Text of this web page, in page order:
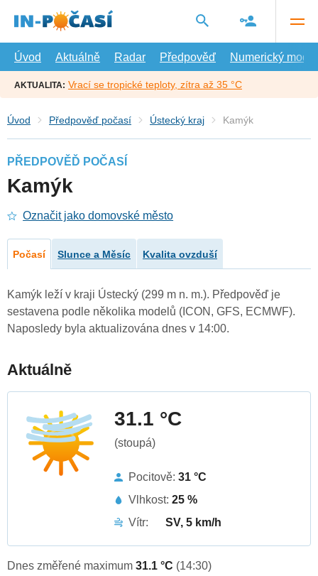
hlavní
Úvod
Aktuálně Radar Předpověď Numerický model
AKTUALITA: Vrací se tropické teploty, zítra až 35 °C
Úvod Předpověď počasí Ústecký kraj Kamýk
PŘEDPOVĚĎ POČASÍ
Kamýk
Označit jako domovské město
Počasí Slunce a Měsíc Kvalita ovzduší
Kamýk leží v kraji Ústecký (299 m n. m.). Předpověď je
sestavena podle několika modelů (ICON, GFS, ECMWF).
Naposledy byla aktualizována dnes v 14:00.
Aktuálně
31.1 °C
(stoupá)
Pocitově: 31 °C
Vlhkost: 25 %
Vítr:
SV, 5 km/h
Dnes změřené maximum 31.1 °C (14:30)